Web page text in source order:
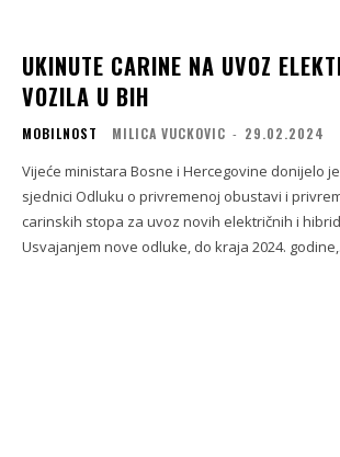
UKINUTE CARINE NA UVOZ
VOZILA U BIH
MOBILNOST MILICA VUCKOVIC - 29.02.2024
Vijeće ministara Bosne i Hercegovine donijelo
sjednici Odluku o privremenoj obustavi i
carinskih stopa za uvoz novih električnih i
Usvajanjem nove odluke, do kraja 2024.